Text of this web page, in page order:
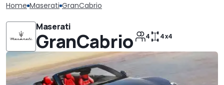
Home Maserati GranCabrio
Maserati
GranCabrio 4 4x4